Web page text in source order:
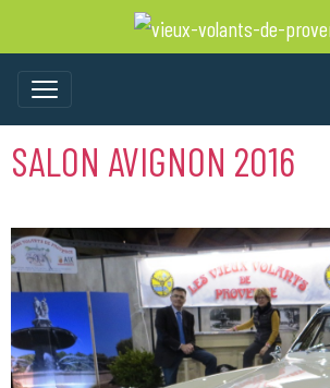
SALON AVIGNON 2016